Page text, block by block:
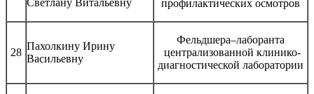
профилактических осмотров
28
Пахолкину Ирину
Васильевну
Фельдшера–лаборанта
централизованной клинико-
диагностической лаборатории